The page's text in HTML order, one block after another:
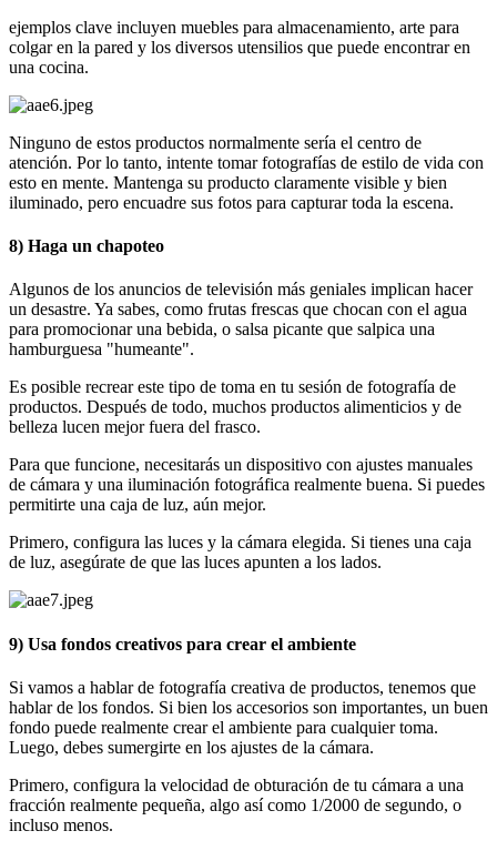
ejemplos clave incluyen muebles para almacenamiento, arte para
colgar en la pared y los diversos utensilios que puede encontrar en
una cocina.
Ninguno de estos productos normalmente sería el centro de
atención. Por lo tanto, intente tomar fotografías de estilo de vida con
esto en mente. Mantenga su producto claramente visible y bien
iluminado, pero encuadre sus fotos para capturar toda la escena.
8) Haga un chapoteo
Algunos de los anuncios de televisión más geniales implican hacer
un desastre. Ya sabes, como frutas frescas que chocan con el agua
para promocionar una bebida, o salsa picante que salpica una
hamburguesa "humeante".
Es posible recrear este tipo de toma en tu sesión de fotografía de
productos. Después de todo, muchos productos alimenticios y de
belleza lucen mejor fuera del frasco.
Para que funcione, necesitarás un dispositivo con ajustes manuales
de cámara y una iluminación fotográfica realmente buena. Si puedes
permitirte una caja de luz, aún mejor.
Primero, configura las luces y la cámara elegida. Si tienes una caja
de luz, asegúrate de que las luces apunten a los lados.
9) Usa fondos creativos para crear el ambiente
Si vamos a hablar de fotografía creativa de productos, tenemos que
hablar de los fondos. Si bien los accesorios son importantes, un buen
fondo puede realmente crear el ambiente para cualquier toma.
Luego, debes sumergirte en los ajustes de la cámara.
Primero, configura la velocidad de obturación de tu cámara a una
fracción realmente pequeña, algo así como 1/2000 de segundo, o
incluso menos.